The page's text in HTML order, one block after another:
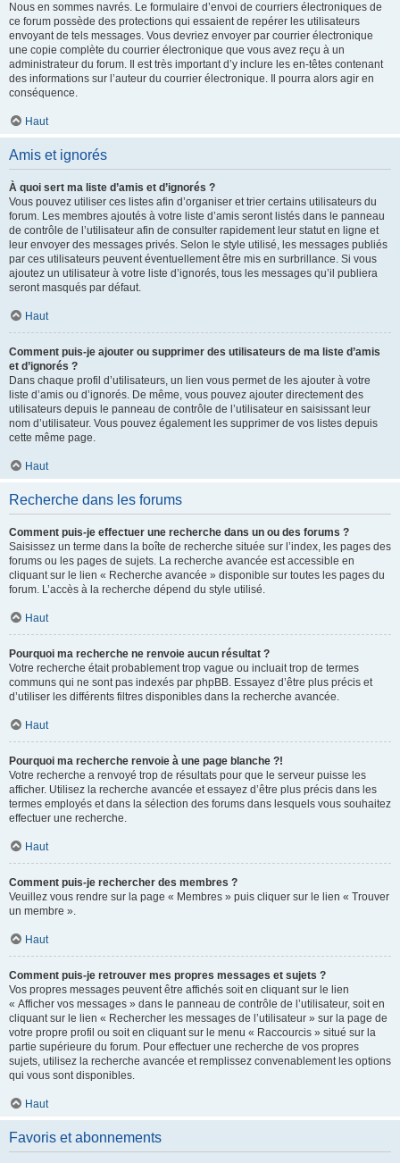
Nous en sommes navrés. Le formulaire d’envoi de courriers électroniques de
ce forum possède des protections qui essaient de repérer les utilisateurs
envoyant de tels messages. Vous devriez envoyer par courrier électronique
une copie complète du courrier électronique que vous avez reçu à un
administrateur du forum. Il est très important d’y inclure les en-têtes contenant
des informations sur l’auteur du courrier électronique. Il pourra alors agir en
conséquence.
Haut
Amis et ignorés
À quoi sert ma liste d’amis et d’ignorés ?
Vous pouvez utiliser ces listes afin d’organiser et trier certains utilisateurs du
forum. Les membres ajoutés à votre liste d’amis seront listés dans le panneau
de contrôle de l’utilisateur afin de consulter rapidement leur statut en ligne et
leur envoyer des messages privés. Selon le style utilisé, les messages publiés
par ces utilisateurs peuvent éventuellement être mis en surbrillance. Si vous
ajoutez un utilisateur à votre liste d’ignorés, tous les messages qu’il publiera
seront masqués par défaut.
Haut
Comment puis-je ajouter ou supprimer des utilisateurs de ma liste d’amis
et d’ignorés ?
Dans chaque profil d’utilisateurs, un lien vous permet de les ajouter à votre
liste d’amis ou d’ignorés. De même, vous pouvez ajouter directement des
utilisateurs depuis le panneau de contrôle de l’utilisateur en saisissant leur
nom d’utilisateur. Vous pouvez également les supprimer de vos listes depuis
cette même page.
Haut
Recherche dans les forums
Comment puis-je effectuer une recherche dans un ou des forums ?
Saisissez un terme dans la boîte de recherche située sur l’index, les pages des
forums ou les pages de sujets. La recherche avancée est accessible en
cliquant sur le lien « Recherche avancée » disponible sur toutes les pages du
forum. L’accès à la recherche dépend du style utilisé.
Haut
Pourquoi ma recherche ne renvoie aucun résultat ?
Votre recherche était probablement trop vague ou incluait trop de termes
communs qui ne sont pas indexés par phpBB. Essayez d’être plus précis et
d’utiliser les différents filtres disponibles dans la recherche avancée.
Haut
Pourquoi ma recherche renvoie à une page blanche ?!
Votre recherche a renvoyé trop de résultats pour que le serveur puisse les
afficher. Utilisez la recherche avancée et essayez d’être plus précis dans les
termes employés et dans la sélection des forums dans lesquels vous souhaitez
effectuer une recherche.
Haut
Comment puis-je rechercher des membres ?
Veuillez vous rendre sur la page « Membres » puis cliquer sur le lien « Trouver
un membre ».
Haut
Comment puis-je retrouver mes propres messages et sujets ?
Vos propres messages peuvent être affichés soit en cliquant sur le lien
« Afficher vos messages » dans le panneau de contrôle de l’utilisateur, soit en
cliquant sur le lien « Rechercher les messages de l’utilisateur » sur la page de
votre propre profil ou soit en cliquant sur le menu « Raccourcis » situé sur la
partie supérieure du forum. Pour effectuer une recherche de vos propres
sujets, utilisez la recherche avancée et remplissez convenablement les options
qui vous sont disponibles.
Haut
Favoris et abonnements